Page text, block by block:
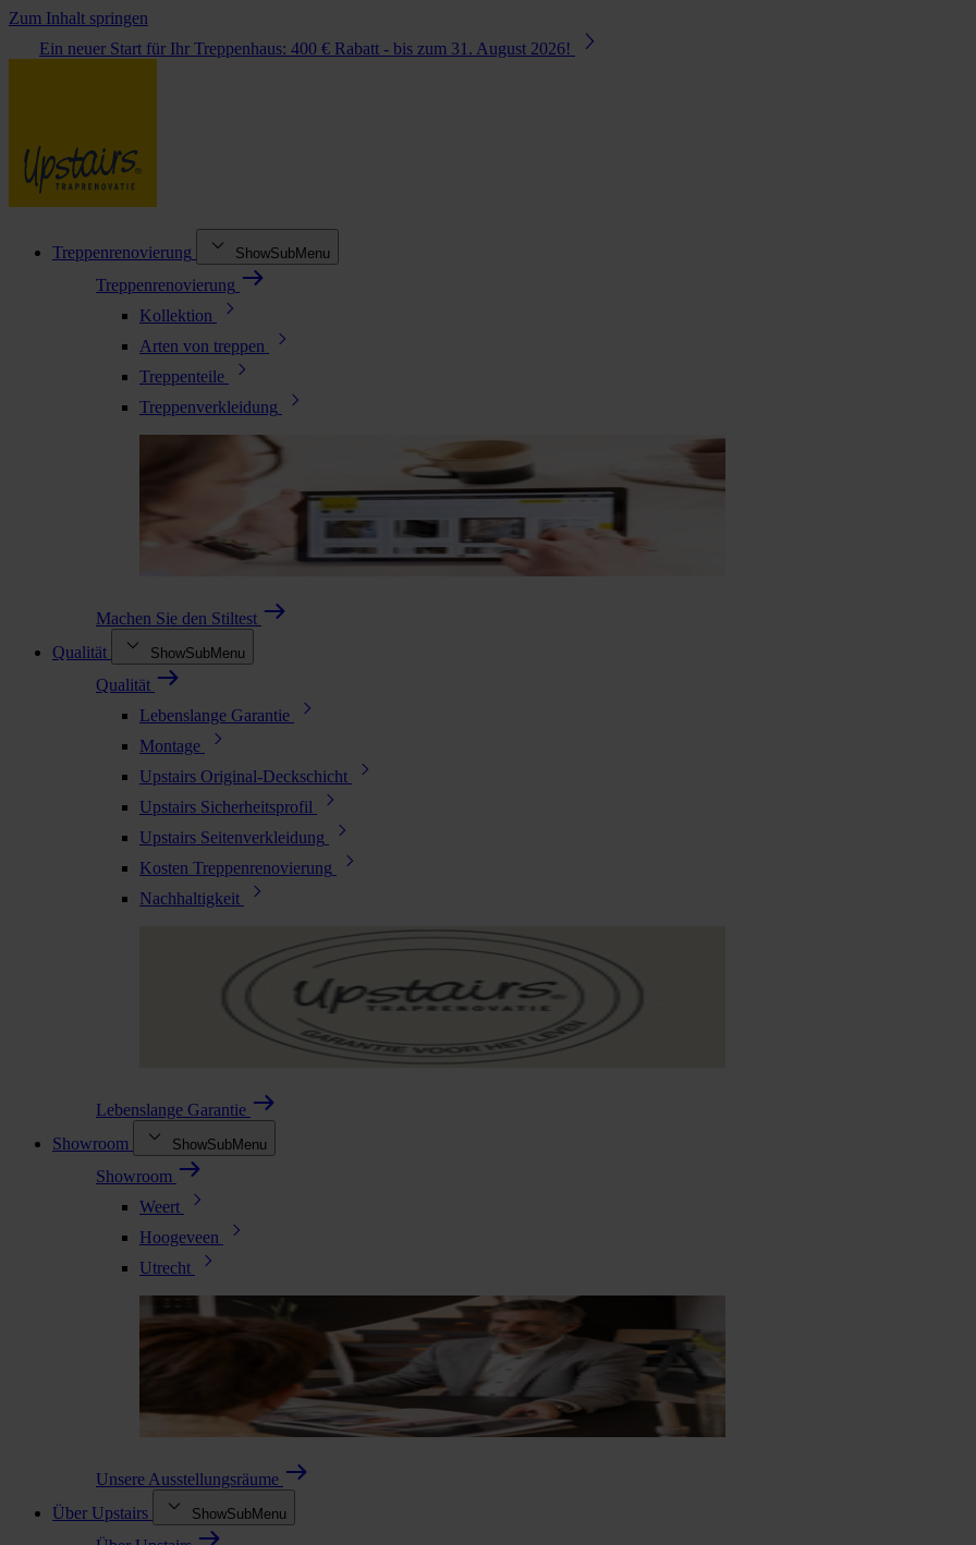
Zum Inhalt springen
Ein neuer Start für Ihr Treppenhaus: 400 € Rabatt - bis zum 31. August 2026!
Treppenrenovierung ShowSubMenu
Treppenrenovierung
Kollektion
Arten von treppen
Treppenteile
Treppenverkleidung
Machen Sie den Stiltest
Qualität
ShowSubMenu
Qualität
Lebenslange Garantie
Montage
Upstairs Original-Deckschicht
Upstairs Sicherheitsprofil
Upstairs Seitenverkleidung
Kosten Treppenrenovierung
Nachhaltigkeit
Lebenslange Garantie
Showroom
ShowSubMenu
Showroom
Weert
Hoogeveen
Utrecht
Unsere Ausstellungsräume
Über Upstairs
ShowSubMenu